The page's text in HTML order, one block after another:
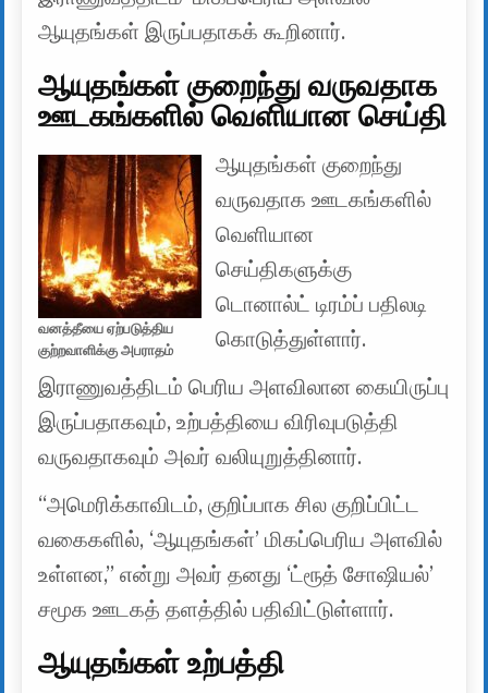
ஆயுதங்கள் இருப்பதாகக் கூறினார்.
ஆயுதங்கள் குறைந்து வருவதாக
ஊடகங்களில் வெளியான செய்தி
வனத்தீயை ஏற்படுத்திய
குற்றவாளிக்கு அபராதம்
ஆயுதங்கள் குறைந்து
வருவதாக ஊடகங்களில்
வெளியான
செய்திகளுக்கு
டொனால்ட் டிரம்ப் பதிலடி
கொடுத்துள்ளார்.
இராணுவத்திடம் பெரிய அளவிலான கையிருப்பு
இருப்பதாகவும், உற்பத்தியை விரிவுபடுத்தி
வருவதாகவும் அவர் வலியுறுத்தினார்.
“அமெரிக்காவிடம், குறிப்பாக சில குறிப்பிட்ட
வகைகளில், ‘ஆயுதங்கள்’ மிகப்பெரிய அளவில்
உள்ளன,” என்று அவர் தனது ‘ட்ரூத் சோஷியல்’
சமூக ஊடகத் தளத்தில் பதிவிட்டுள்ளார்.
ஆயுதங்கள் உற்பத்தி